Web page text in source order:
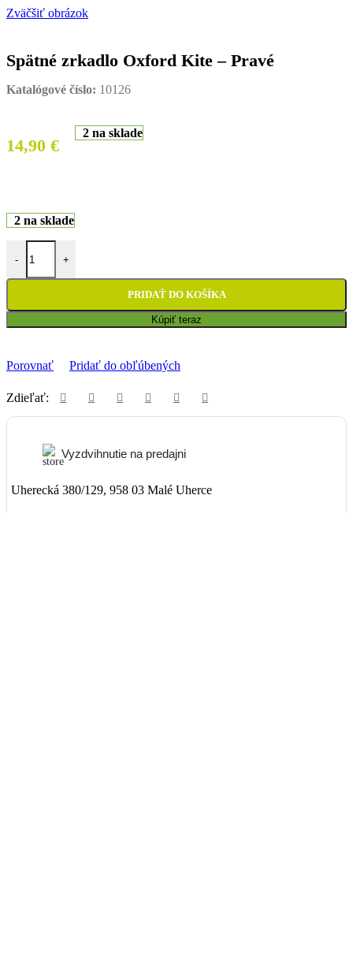
Zväčšiť obrázok
Spätné zrkadlo Oxford Kite – Pravé
Katalógové číslo: 10126
14,90 €
2 na sklade
2 na sklade
- +
PRIDAŤ DO KOŠÍKA
Kúpiť teraz
Porovnať Pridať do obľúbených
Zdieľať:
Vyzdvihnutie na predajni
Uherecká 380/129, 958 03 Malé Uherce